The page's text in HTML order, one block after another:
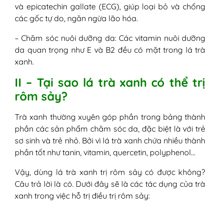
và epicatechin gallate (ECG), giúp loại bỏ và chống
các gốc tự do, ngăn ngừa lão hóa.
– Chăm sóc nuôi dưỡng da: Các vitamin nuôi dưỡng
da quan trọng như E và B2 đều có mặt trong lá trà
xanh.
II – Tại sao lá trà xanh có thể trị
rôm sảy?
Trà xanh thường xuyên góp phần trong bảng thành
phần các sản phẩm chăm sóc da, đặc biệt là với trẻ
sơ sinh và trẻ nhỏ. Bởi vì lá trà xanh chứa nhiều thành
phần tốt như tanin, vitamin, quercetin, polyphenol…
Vậy, dùng lá trà xanh trị rôm sảy có được không?
Câu trả lời là có. Dưới đây sẽ là các tác dụng của trà
xanh trong việc hỗ trị điều trị rôm sảy: